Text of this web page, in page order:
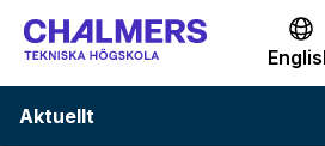
Gå till innehållet
Aktuellt